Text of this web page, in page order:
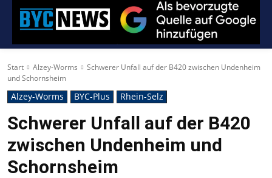
Start Alzey-Worms
Schwerer Unfall auf der B420 zwischen Undenheim
und Schornsheim
Alzey-Worms BYC-Plus Rhein-Selz
Schwerer Unfall auf der B420
zwischen Undenheim und
Schornsheim